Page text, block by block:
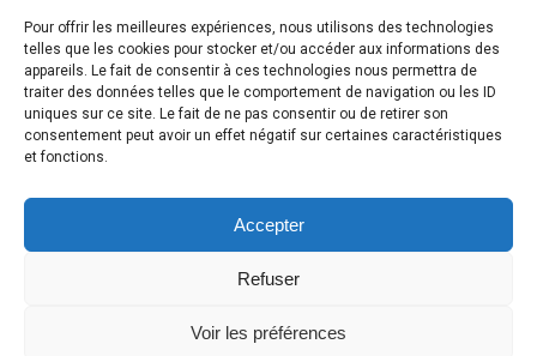
Pour offrir les meilleures expériences, nous utilisons des technologies
telles que les cookies pour stocker et/ou accéder aux informations des
appareils. Le fait de consentir à ces technologies nous permettra de
traiter des données telles que le comportement de navigation ou les ID
uniques sur ce site. Le fait de ne pas consentir ou de retirer son
consentement peut avoir un effet négatif sur certaines caractéristiques
et fonctions.
Accepter
Refuser
Voir les préférences
Wallonie picarde (Ath, Enghien, Silly, Tournai et
ses villages ainsi que la région de Mons.